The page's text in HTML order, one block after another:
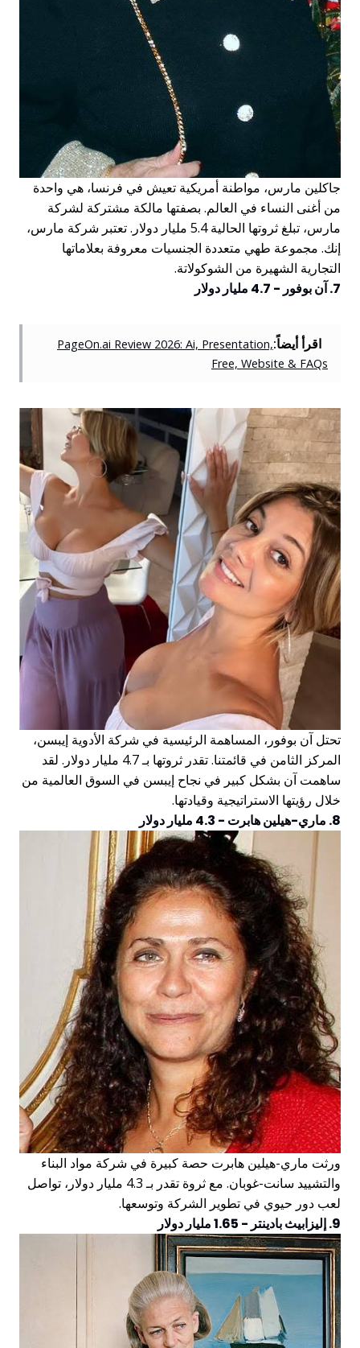
جاكلين مارس، مواطنة أمريكية تعيش في فرنسا، هي واحدة
من أغنى النساء في العالم. بصفتها مالكة مشتركة لشركة
مارس، تبلغ ثروتها الحالية 5.4 مليار دولار. تعتبر شركة مارس،
إنك. مجموعة طهي متعددة الجنسيات معروفة بعلاماتها
التجارية الشهيرة من الشوكولاتة.
7. آن بوفور - 4.7 مليار دولار
اقرأ أيضاً:PageOn.ai Review 2026: Ai, Presentation,
Free, Website & FAQs
تحتل آن بوفور، المساهمة الرئيسية في شركة الأدوية إيبسن،
المركز الثامن في قائمتنا. تقدر ثروتها بـ 4.7 مليار دولار. لقد
ساهمت آن بشكل كبير في نجاح إيبسن في السوق العالمية من
خلال رؤيتها الاستراتيجية وقيادتها.
8. ماري-هيلين هابرت - 4.3 مليار دولار
ورثت ماري-هيلين هابرت حصة كبيرة في شركة مواد البناء
والتشييد سانت-غوبان. مع ثروة تقدر بـ 4.3 مليار دولار، تواصل
لعب دور حيوي في تطوير الشركة وتوسعها.
9. إليزابيث بادينتر - 1.65 مليار دولار